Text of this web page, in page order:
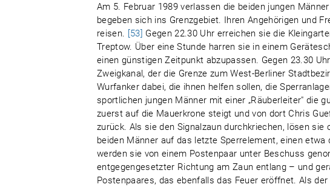
Am 5. Februar 1989 verlassen die beiden jungen
begeben sich ins Grenzgebiet. Ihren Angehörigen und
reisen. [53] Gegen 22.30 Uhr erreichen sie die
Treptow. Über eine Stunde harren sie in einem
einen günstigen Zeitpunkt abzupassen. Gegen 23.30
Zweigkanal, der die Grenze zum West-Berliner
Wurfanker dabei, die ihnen helfen sollen, die
sportlichen jungen Männer mit einer „Räuberleiter" die
zuerst auf die Mauerkrone steigt und von dort Chris
zurück. Als sie den Signalzaun durchkriechen, lösen
beiden Männer auf das letzte Sperrelement, einen
werden sie von einem Postenpaar unter Beschuss
entgegengesetzter Richtung am Zaun entlang – und
Postenpaares, das ebenfalls das Feuer eröffnet. Als